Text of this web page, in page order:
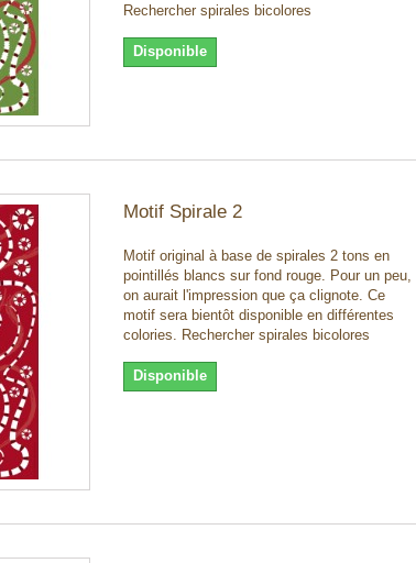
Rechercher spirales bicolores
Disponible
Motif Spirale 2
Motif original à base de spirales 2 tons en
pointillés blancs sur fond rouge. Pour un peu,
on aurait l'impression que ça clignote. Ce
motif sera bientôt disponible en différentes
colories. Rechercher spirales bicolores
Disponible